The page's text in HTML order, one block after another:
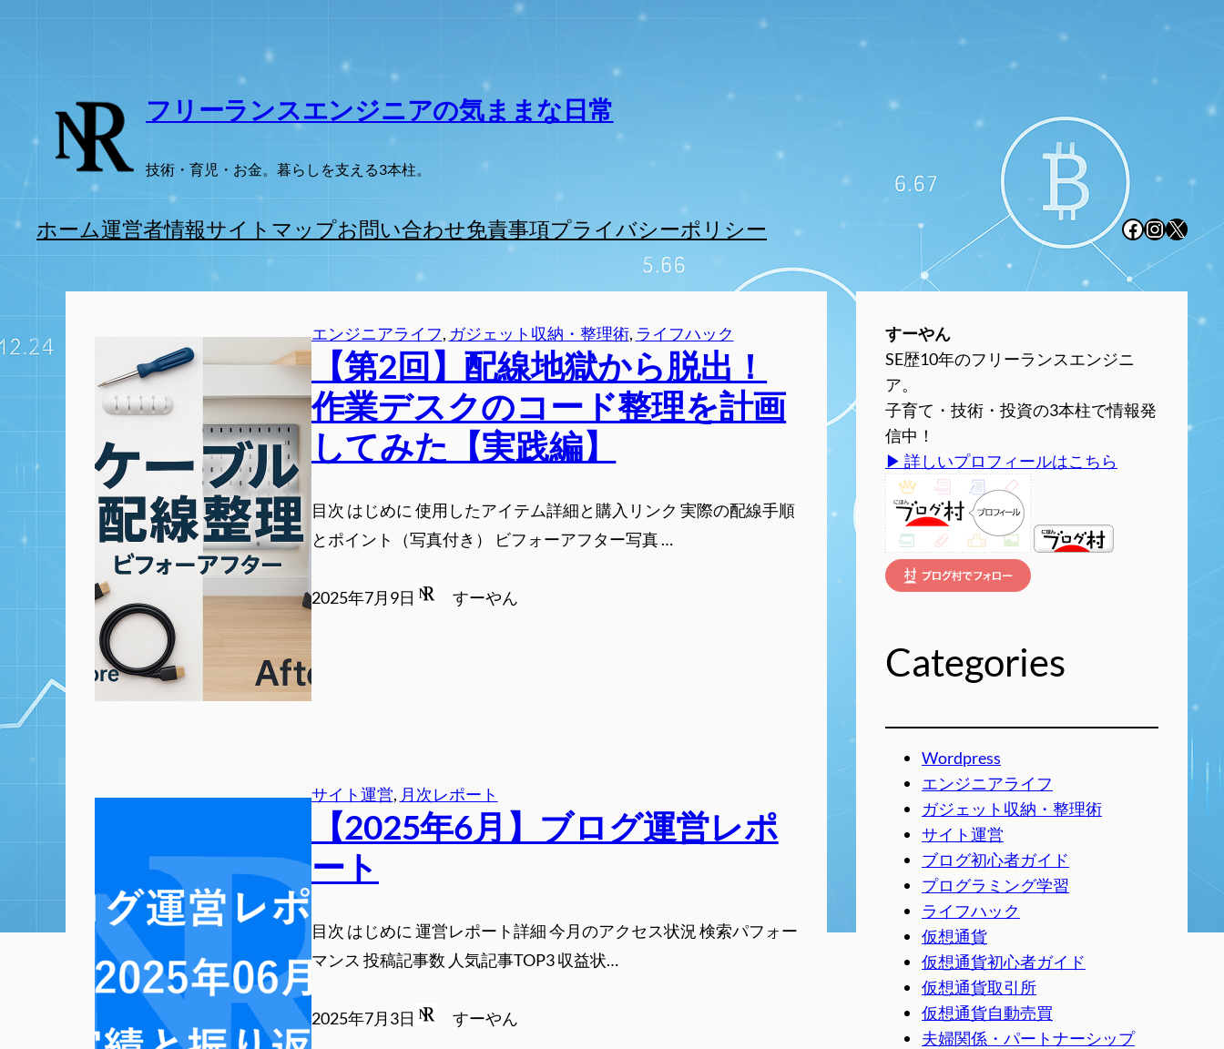
フリーランスエンジニアの気ままな日常
技術・育児・お金。暮らしを支える3本柱。
ホーム運営者情報サイトマップお問い合わせ免責事項プライバシーポリシー Facebook
X
エンジニアライフ, ガジェット収納・整理術, ライフハック
【第2回】配線地獄から脱出！
作業デスクのコード整理を計画
してみた【実践編】
目次 はじめに 使用したアイテム詳細と購入リンク 実際の配線手順
とポイント（写真付き） ビフォーアフター写真 …
2025年7月9日 すーやん
サイト運営, 月次レポート
【2025年6月】ブログ運営レポ
ート
目次 はじめに 運営レポート詳細 今月のアクセス状況 検索パフォー
マンス 投稿記事数 人気記事TOP3 収益状…
2025年7月3日 すーやん
すーやん
SE歴10年のフリーランスエンジニ
ア。
子育て・技術・投資の3本柱で情報発
信中！
▶ 詳しいプロフィールはこちら
Categories
Wordpress
エンジニアライフ
ガジェット収納・整理術
サイト運営
ブログ初心者ガイド
プログラミング学習
ライフハック
仮想通貨
仮想通貨初心者ガイド
仮想通貨取引所
仮想通貨自動売買
夫婦関係・パートナーシップ